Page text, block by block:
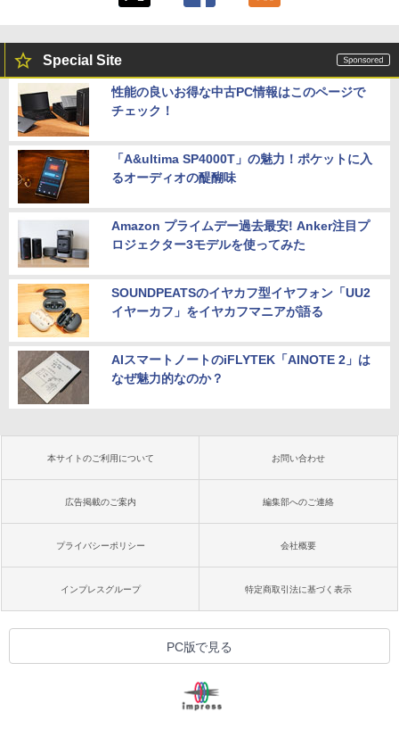
Special Site
性能の良いお得な中古PC情報はこのページで
チェック！
「A&ultima SP4000T」の魅力！ポケットに入
るオーディオの醍醐味
Amazon プライムデー過去最安! Anker注目プ
ロジェクター3モデルを使ってみた
SOUNDPEATSのイヤカフ型イヤフォン「UU2
イヤーカフ」をイヤカフマニアが語る
AIスマートノートのiFLYTEK「AINOTE 2」は
なぜ魅力的なのか？
本サイトのご利用について お問い合わせ
広告掲載のご案内 編集部へのご連絡
プライバシーポリシー 会社概要
インプレスグループ 特定商取引法に基づく表示
PC版で見る